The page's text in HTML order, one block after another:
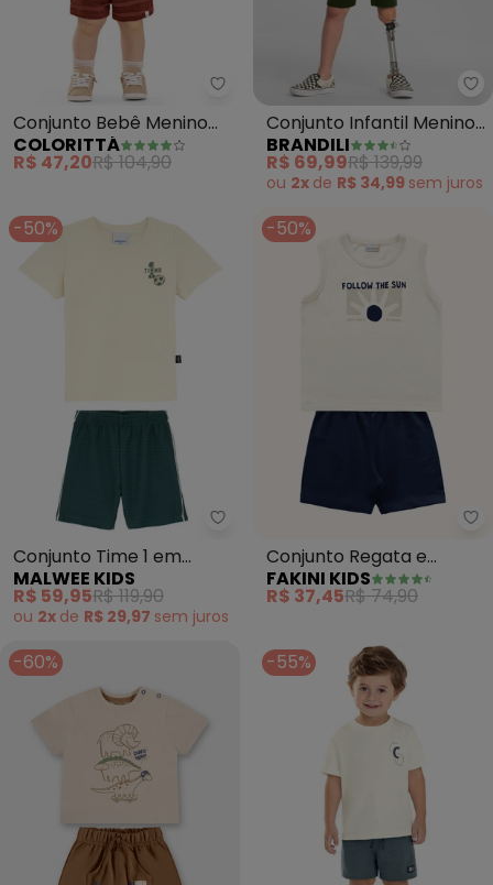
Colorittá - Conjunto Bebê
Conjunto Bebê Menino
Oceano (Bege)
COLORITTÁ
R$ 47,20R$ 104,90
Conjunto Infantil Menino
de Surf (Bege)
BRANDILI
R$ 69,99R$ 139,99
ou 2x de R$ 34,99 sem juros
-50%
Malwee Kids - Conjunto Time 1
Conjunto Time 1 em
Moletinho (Bege)
MALWEE KIDS
R$ 59,95R$ 119,90
ou 2x de R$ 29,97 sem juros
-50%
Conjunto Regata e
Bermuda (Bege)
FAKINI KIDS
R$ 37,45R$ 74,90
-60% -55%